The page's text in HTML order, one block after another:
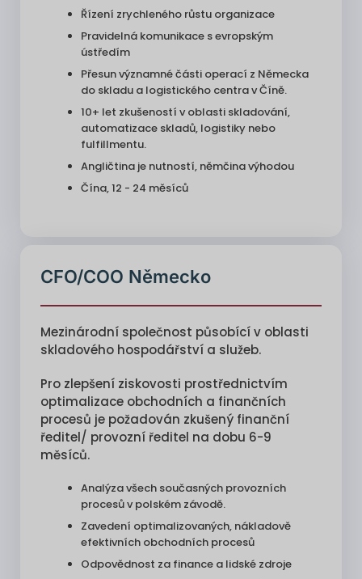
Řízení zrychleného růstu organizace
Pravidelná komunikace s evropským
ústředím
Přesun významné části operací z Německa
do skladu a logistického centra v Číně.
10+ let zkušeností v oblasti skladování,
automatizace skladů, logistiky nebo
fulfillmentu.
Angličtina je nutností, němčina výhodou
Čína, 12 - 24 měsíců
CFO/COO Německo
Mezinárodní společnost působící v oblasti
skladového hospodářství a služeb.
Pro zlepšení ziskovosti prostřednictvím
optimalizace obchodních a finančních
procesů je požadován zkušený finanční
ředitel/ provozní ředitel na dobu 6-9
měsíců.
Analýza všech současných provozních
procesů v polském závodě.
Zavedení optimalizovaných, nákladově
efektivních obchodních procesů
Odpovědnost za finance a lidské zdroje